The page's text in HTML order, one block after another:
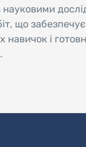
науковими
що
і